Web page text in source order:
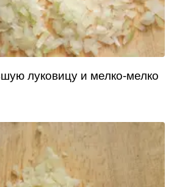
луковицу и мелко-мелко